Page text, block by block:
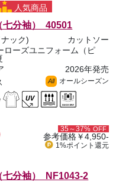
人気商品
七分袖） 40501
ック)
カットソー
ローズユニフォーム（ピ
2026年発売
All オールシーズン
35～37% OFF
参考価格￥4,950-
1%ポイント 還元
七分袖） NF1043-2